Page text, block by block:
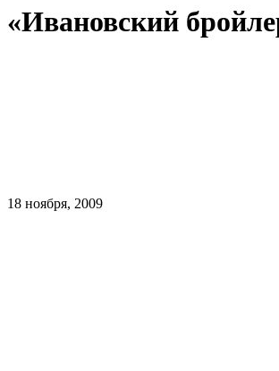
«Ивановский
18 ноября, 2009